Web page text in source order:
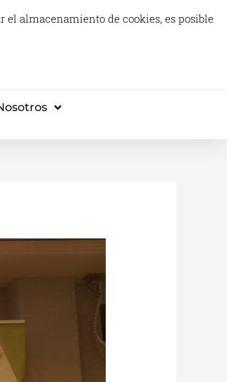
0
Carrito
el almacenamiento de cookies, es posible